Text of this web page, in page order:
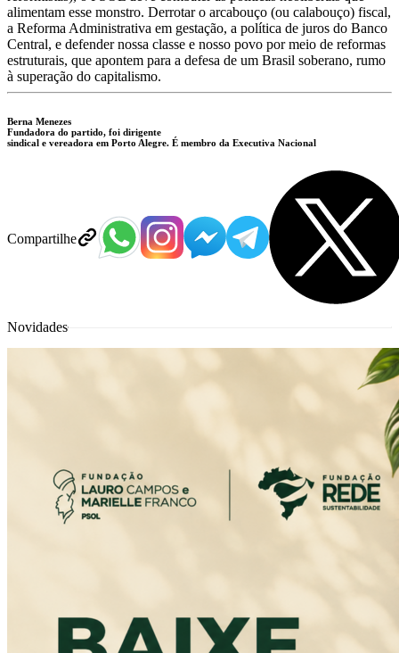
Compartilhe
alimentam esse monstro. Derrotar o arcabouço (ou calabouço) fiscal,
a Reforma Administrativa em gestação, a política de juros do Banco
Central, e defender nossa classe e nosso povo por meio de reformas
estruturais, que apontem para a defesa de um Brasil soberano, rumo
à superação do capitalismo.
Berna Menezes
Fundadora do partido, foi dirigente
sindical e vereadora em Porto Alegre. É membro da Executiva Nacional
Novidades